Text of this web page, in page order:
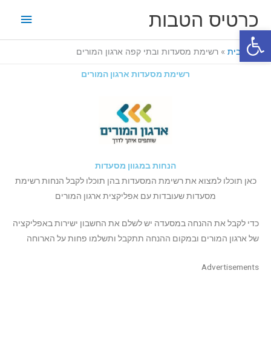
פתח סרגל נגישות
לתוכןכרטיס הטבות
ראשי
דף הבית רשימת מסעדות ובתי קפה ארגון המורים
רשימת מסעדות ארגון המורים
הנחות במגוון מסעדות
כאן תוכלו למצוא את רשימת המסעדות בהן תוכלו לקבל הנחות רשימת
מסעדות שעובדות עם אפליקצית ארגון המורים
כדי לקבל את ההנחה במסעדה יש לשלם את החשבון ישירות באפליקציה
של ארגון המורים ובמקום ההנחה תתקבל ותשלמו פחות על הארוחה
Advertisements